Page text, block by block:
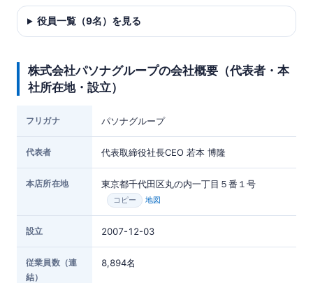
役員一覧（9名）を見る
株式会社パソナグループの会社概要（代表者・本
社所在地・設立）
フリガナ パソナグループ
代表者 代表取締役社長CEO 若本 博隆
本店所在地 東京都千代田区丸の内一丁目５番１号
コピー 地図
設立 2007-12-03
従業員数（連
結）
8,894名